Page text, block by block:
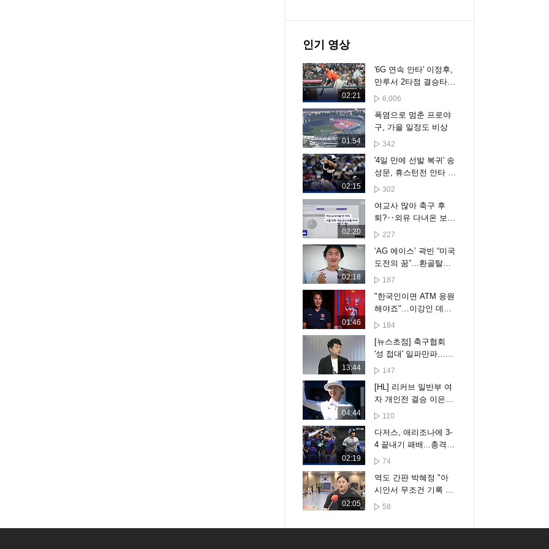
인기 영상
02:21
'6G 연속 안타' 이정후,
만루서 2타점 결승타
작렬...디트로이트에 5-
스]
6,006
01:54
폭염으로 멈춘 프로야
구, 가을 일정도 비상
342
02:15
'4일 만에 선발 복귀' 송
성문, 휴스턴전 안타 활
약…샌디에이고는 3-6
302
02:20
여교사 많아 축구 후
퇴?‥외유 다녀온 보고
서가
227
02:18
‘AG 에이스’ 곽빈 “미국
도전의 꿈”…환골탈태
의 비결도 공개
187
01:46
"한국인이면 ATM 응원
해야죠"…이강인 데뷔
전 임박
184
13:44
[뉴스초점] 축구협회
'성 접대' 일파만파…주
말에 사과문 올려
147
04:44
[HL] 리커브 일반부 여
자 개인전 결승 이은경
vs 임시현
110
02:19
다저스, 애리조나에 3-
4 끝내기 패배...충격의
7연패 수렁 [스포타임#
74
02:05
역도 간판 박혜정 "아
시안서 무조건 기록 경
신"58